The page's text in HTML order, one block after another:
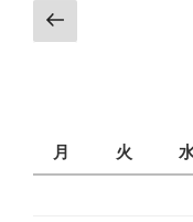
投
稿
ー
前
の
月
火